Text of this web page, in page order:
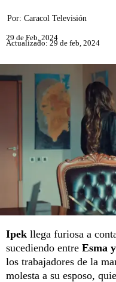
Por: Caracol Televisión
29 de Feb, 2024
Actualizado: 29 de feb, 2024
Ipek llega furiosa a
sucediendo entre Esma
los trabajadores de la
molesta a su esposo,